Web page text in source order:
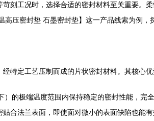
刻工况时，选择合适的密封材料至关重要。
压密封垫 石墨密封垫】这一产品线索为例，
特定工艺压制而成的片状密封材料。其核心优
的极端温度范围内保持稳定的密封性能，完
合法兰表面，即使面对微小的表面缺陷也能有